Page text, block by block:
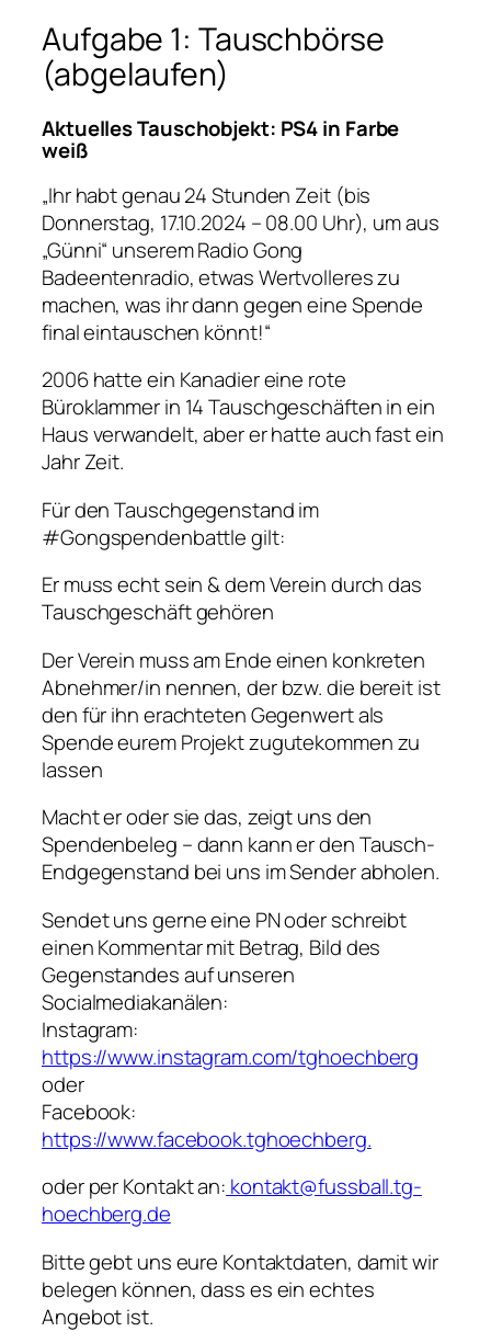
Aufgabe 1: Tauschbörse
(abgelaufen)
Aktuelles Tauschobjekt: PS4 in Farbe
weiß
„Ihr habt genau 24 Stunden Zeit (bis
Donnerstag, 17.10.2024 – 08.00 Uhr), um aus
„Günni“ unserem Radio Gong
Badeentenradio, etwas Wertvolleres zu
machen, was ihr dann gegen eine Spende
final eintauschen könnt!“
2006 hatte ein Kanadier eine rote
Büroklammer in 14 Tauschgeschäften in ein
Haus verwandelt, aber er hatte auch fast ein
Jahr Zeit.
Für den Tauschgegenstand im
#Gongspendenbattle gilt:
Er muss echt sein & dem Verein durch das
Tauschgeschäft gehören
Der Verein muss am Ende einen konkreten
Abnehmer/in nennen, der bzw. die bereit ist
den für ihn erachteten Gegenwert als
Spende eurem Projekt zugutekommen zu
lassen
Macht er oder sie das, zeigt uns den
Spendenbeleg – dann kann er den Tausch-
Endgegenstand bei uns im Sender abholen.
Sendet uns gerne eine PN oder schreibt
einen Kommentar mit Betrag, Bild des
Gegenstandes auf unseren
Socialmediakanälen:
Instagram:
https://www.instagram.com/tghoechberg
oder
Facebook:
https://www.facebook.tghoechberg.
oder per Kontakt an: kontakt@fussball.tg-
hoechberg.de
Bitte gebt uns eure Kontaktdaten, damit wir
belegen können, dass es ein echtes
Angebot ist.